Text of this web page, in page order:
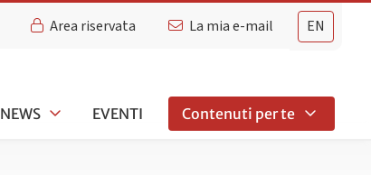
EN
Area riservata La mia e-mail
NEWS EVENTI Contenuti per te